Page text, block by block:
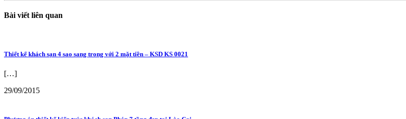
Bài viết liên quan
Thiết kế khách sạn 4 sao sang trong với 2 mặt tiền – KSD KS 0021
[…]
29/09/2015